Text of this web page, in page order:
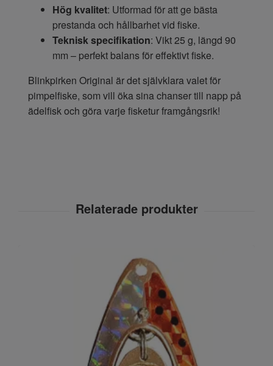
Hög kvalitet: Utformad för att ge bästa
prestanda och hållbarhet vid fiske.
Teknisk specifikation: Vikt 25 g, längd 90
mm – perfekt balans för effektivt fiske.
Blinkpirken Original är det självklara valet för
pimpelfiske, som vill öka sina chanser till napp på
ädelfisk och göra varje fisketur framgångsrik!